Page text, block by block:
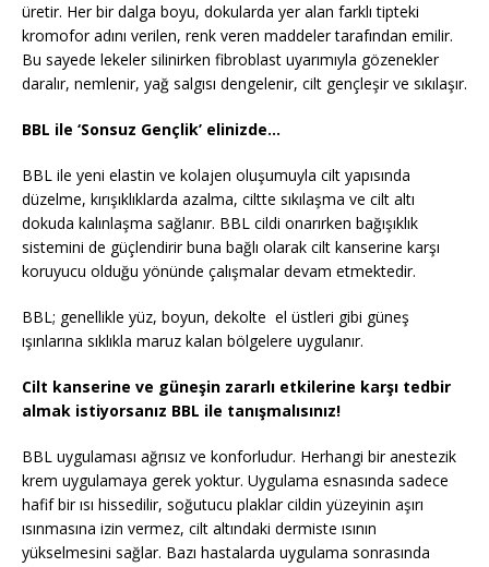
üretir. Her bir dalga boyu, dokularda yer alan farklı tipteki
kromofor adını verilen, renk veren maddeler tarafından emilir.
Bu sayede lekeler silinirken fibroblast uyarımıyla gözenekler
daralır, nemlenir, yağ salgısı dengelenir, cilt gençleşir ve sıkılaşır.
BBL ile ‘Sonsuz Gençlik’ elinizde…
BBL ile yeni elastin ve kolajen oluşumuyla cilt yapısında
düzelme, kırışıklıklarda azalma, ciltte sıkılaşma ve cilt altı
dokuda kalınlaşma sağlanır. BBL cildi onarırken bağışıklık
sistemini de güçlendirir buna bağlı olarak cilt kanserine karşı
koruyucu olduğu yönünde çalışmalar devam etmektedir.
BBL; genellikle yüz, boyun, dekolte el üstleri gibi güneş
ışınlarına sıklıkla maruz kalan bölgelere uygulanır.
Cilt kanserine ve güneşin zararlı etkilerine karşı tedbir
almak istiyorsanız BBL ile tanışmalısınız!
BBL uygulaması ağrısız ve konforludur. Herhangi bir anestezik
krem uygulamaya gerek yoktur. Uygulama esnasında sadece
hafif bir ısı hissedilir, soğutucu plaklar cildin yüzeyinin aşırı
ısınmasına izin vermez, cilt altındaki dermiste ısının
yükselmesini sağlar. Bazı hastalarda uygulama sonrasında